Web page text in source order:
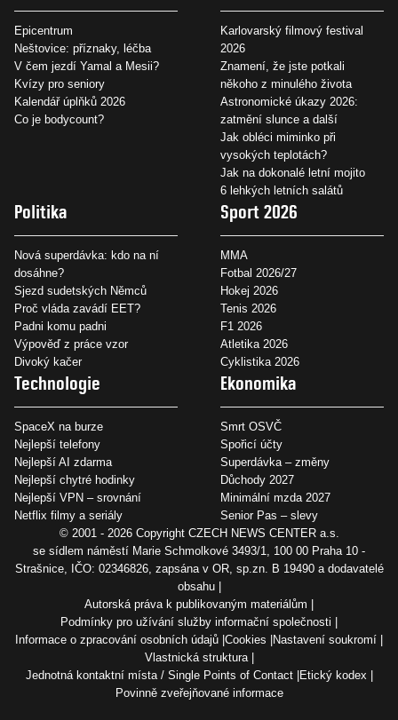
Epicentrum
Neštovice: příznaky, léčba
V čem jezdí Yamal a Mesii?
Kvízy pro seniory
Kalendář úplňků 2026
Co je bodycount?
Karlovarský filmový festival
2026
Znamení, že jste potkali
někoho z minulého života
Astronomické úkazy 2026:
zatmění slunce a další
Jak obléci miminko při
vysokých teplotách?
Jak na dokonalé letní mojito
6 lehkých letních salátů
Politika
Nová superdávka: kdo na ní
dosáhne?
Sjezd sudetských Němců
Proč vláda zavádí EET?
Padni komu padni
Výpověď z práce vzor
Divoký kačer
Sport 2026
MMA
Fotbal 2026/27
Hokej 2026
Tenis 2026
F1 2026
Atletika 2026
Cyklistika 2026
Technologie
SpaceX na burze
Nejlepší telefony
Nejlepší AI zdarma
Nejlepší chytré hodinky
Nejlepší VPN – srovnání
Netflix filmy a seriály
Ekonomika
Smrt OSVČ
Spořicí účty
Superdávka – změny
Důchody 2027
Minimální mzda 2027
Senior Pas – slevy
© 2001 - 2026 Copyright CZECH NEWS CENTER a.s.
se sídlem náměstí Marie Schmolkové 3493/1, 100 00 Praha 10 -
Strašnice, IČO: 02346826, zapsána v OR, sp.zn. B 19490 a dodavatelé
obsahu
Autorská práva k publikovaným materiálům
Podmínky pro užívání služby informační společnosti
Informace o zpracování osobních údajů Cookies
Nastavení soukromí
Vlastnická struktura
Jednotná kontaktní místa / Single Points of Contact
Etický kodex
Povinně zveřejňované informace